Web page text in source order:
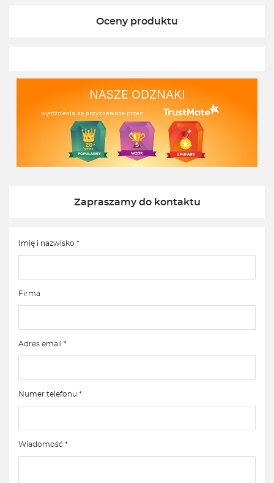
Oceny produktu
NASZE ODZNAKI
wyróżnienia są przyznawane przez
Zapraszamy do kontaktu
Imię i nazwisko *
Firma
Adres email *
Numer telefonu *
Wiadomość *